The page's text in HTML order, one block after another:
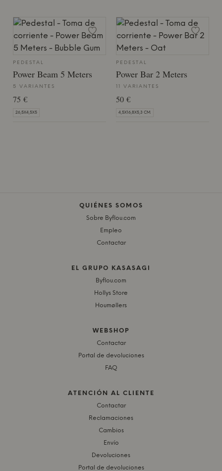
PEDESTAL
Power Beam 5 Meters
5 VARIANTES
75 €
26,5X4,5X5
PEDESTAL
Power Bar 2 Meters
11 VARIANTES
50 €
4,5X16,8X5,3 CM.
QUIÉNES SOMOS
Sobre Byflou.com
Empleo
Contactar
EL GRUPO KASASAGI
Byflou.com
Hollys Store
Houmøllers
WEBSHOP
Contactar
Portal de devoluciones
FAQ
ATENCIÓN AL CLIENTE
Contactar
Reclamaciones
Cambios
Envío
Devoluciones
Portal de devoluciones